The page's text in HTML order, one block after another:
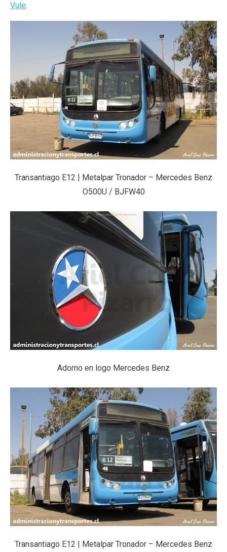
Vule.
Transantiago E12 | Metalpar Tronador – Mercedes Benz
O500U / BJFW40
Adorno en logo Mercedes Benz
Transantiago E12 | Metalpar Tronador – Mercedes Benz